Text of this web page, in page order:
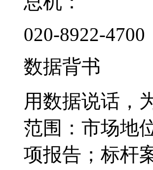
020-8922-4700
数据背书
用数据说话，
范围：市场地
项报告；标杆